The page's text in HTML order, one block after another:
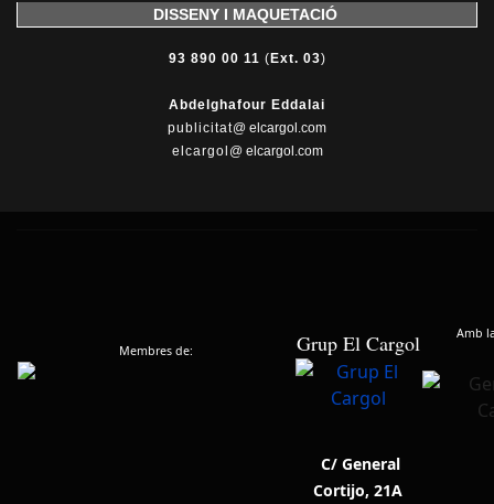
DISSENY I MAQUETACIÓ
93 890 00 11 ( Ext. 03)
Abdelghafour Eddalai
publicitat@ elcargol.com
elcargol @ elcargol.com
Membres de: Grup El Cargol Amb
C/ General
Cortijo, 21A